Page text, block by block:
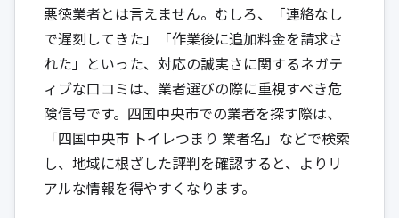
悪徳業者とは言えません。むしろ、「連絡なし
で遅刻してきた」「作業後に追加料金を請求さ
れた」といった、対応の誠実さに関するネガテ
ィブな口コミは、業者選びの際に重視すべき危
険信号です。四国中央市での業者を探す際は、
「四国中央市 トイレつまり 業者名」などで検索
し、地域に根ざした評判を確認すると、よりリ
アルな情報を得やすくなります。